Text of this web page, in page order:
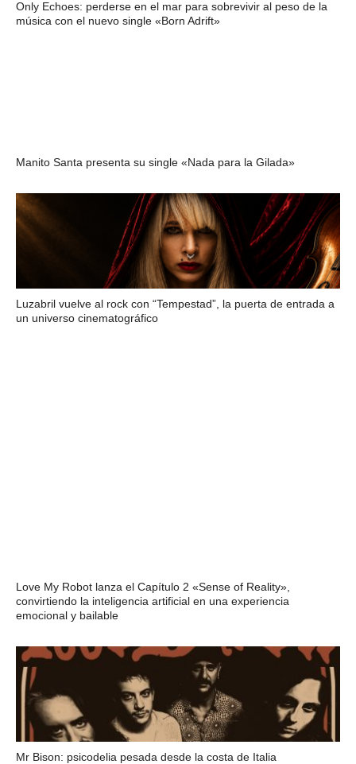
Only Echoes: perderse en el mar para sobrevivir al peso de la
música con el nuevo single «Born Adrift»
Manito Santa presenta su single «Nada para la Gilada»
Luzabril vuelve al rock con “Tempestad”, la puerta de entrada a
un universo cinematográfico
Love My Robot lanza el Capítulo 2 «Sense of Reality»,
convirtiendo la inteligencia artificial en una experiencia
emocional y bailable
Mr Bison: psicodelia pesada desde la costa de Italia